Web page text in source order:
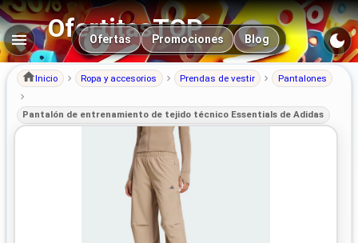
OfertitasTOP
Navegación principal
Ofertas Promociones Blog
Inicio Ropa y accesorios Prendas de vestir Pantalones
Pantalón de entrenamiento de tejido técnico Essentials de Adidas